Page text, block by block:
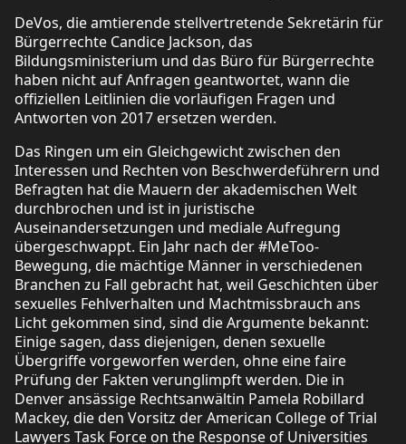
DeVos, die amtierende stellvertretende Sekretärin für
Bürgerrechte Candice Jackson, das
Bildungsministerium und das Büro für Bürgerrechte
haben nicht auf Anfragen geantwortet, wann die
offiziellen Leitlinien die vorläufigen Fragen und
Antworten von 2017 ersetzen werden.
Das Ringen um ein Gleichgewicht zwischen den
Interessen und Rechten von Beschwerdeführern und
Befragten hat die Mauern der akademischen Welt
durchbrochen und ist in juristische
Auseinandersetzungen und mediale Aufregung
übergeschwappt. Ein Jahr nach der #MeToo-
Bewegung, die mächtige Männer in verschiedenen
Branchen zu Fall gebracht hat, weil Geschichten über
sexuelles Fehlverhalten und Machtmissbrauch ans
Licht gekommen sind, sind die Argumente bekannt:
Einige sagen, dass diejenigen, denen sexuelle
Übergriffe vorgeworfen werden, ohne eine faire
Prüfung der Fakten verunglimpft werden. Die in
Denver ansässige Rechtsanwältin Pamela Robillard
Mackey, die den Vorsitz der American College of Trial
Lawyers Task Force on the Response of Universities